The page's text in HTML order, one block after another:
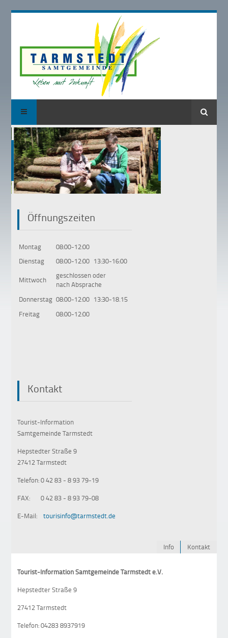
Suche
•••
Info Kontakt
Öffnungszeiten
Montag
08:00-12:00
Dienstag
08:00-12:00 13:30-16:00
Mittwoch
geschlossen oder
nach Absprache
Donnerstag 08:00-12:00 13:30-18.15
Freitag
08:00-12:00
Kontakt
Tourist-Information
Samtgemeinde Tarmstedt
Hepstedter Straße 9
27412 Tarmstedt
Telefon: 0 42 83 - 8 93 79-19
FAX: 0 42 83 - 8 93 79-08
E-Mail:tourisinfo@tarmstedt.de
Tourist-Information Samtgemeinde Tarmstedt e.V.
Hepstedter Straße 9
27412 Tarmstedt
Telefon: 04283 8937919